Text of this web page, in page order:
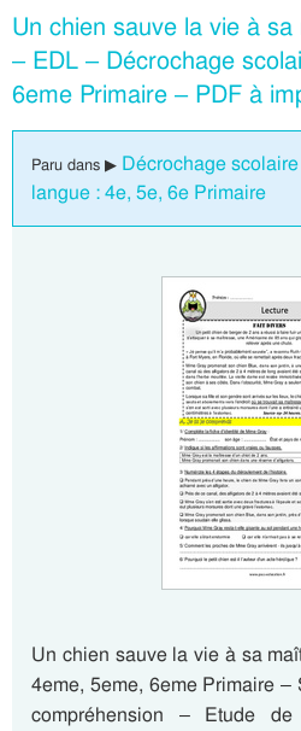
Un chien sauve la vie à
– EDL – Décrochage
6eme Primaire – PDF à
Paru dans ▶ Décrochage
langue : 4e, 5e, 6e Primaire
Un chien sauve la vie à sa
4eme, 5eme, 6eme Primaire
compréhension – Etude